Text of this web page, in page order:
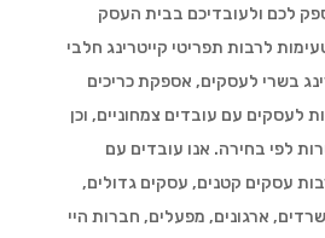
לכם ולעובדיכם בבית העסק
לרבות תפריטי קייטרינג חלבי
בשרי לעסקים, אספקת כריכים
לעסקים עם עובדים צמחוניים, וכן
לפי בחירה. אנו עובדים עם
עסקים קטנים, עסקים גדולים,
ארגונים, מפעלים, חברות היי